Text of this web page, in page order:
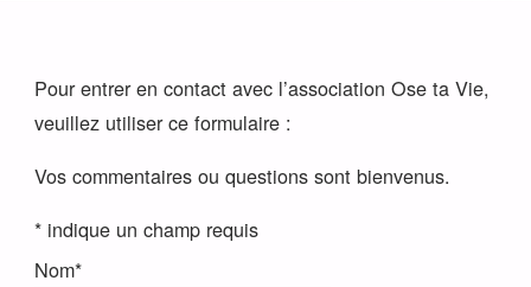
Pour entrer en contact avec l’association Ose ta Vie,
veuillez utiliser ce formulaire :
Vos commentaires ou questions sont bienvenus.
* indique un champ requis
Nom*